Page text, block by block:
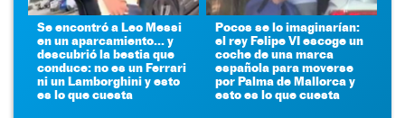
Se encontró a Leo Messi
en un aparcamiento... y
descubrió la bestia que
conduce: no es un Ferrari
ni un Lamborghini y esto
es lo que cuesta
Pocos se lo imaginarían:
el rey Felipe VI escoge un
coche de una marca
española para moverse
por Palma de Mallorca y
esto es lo que cuesta